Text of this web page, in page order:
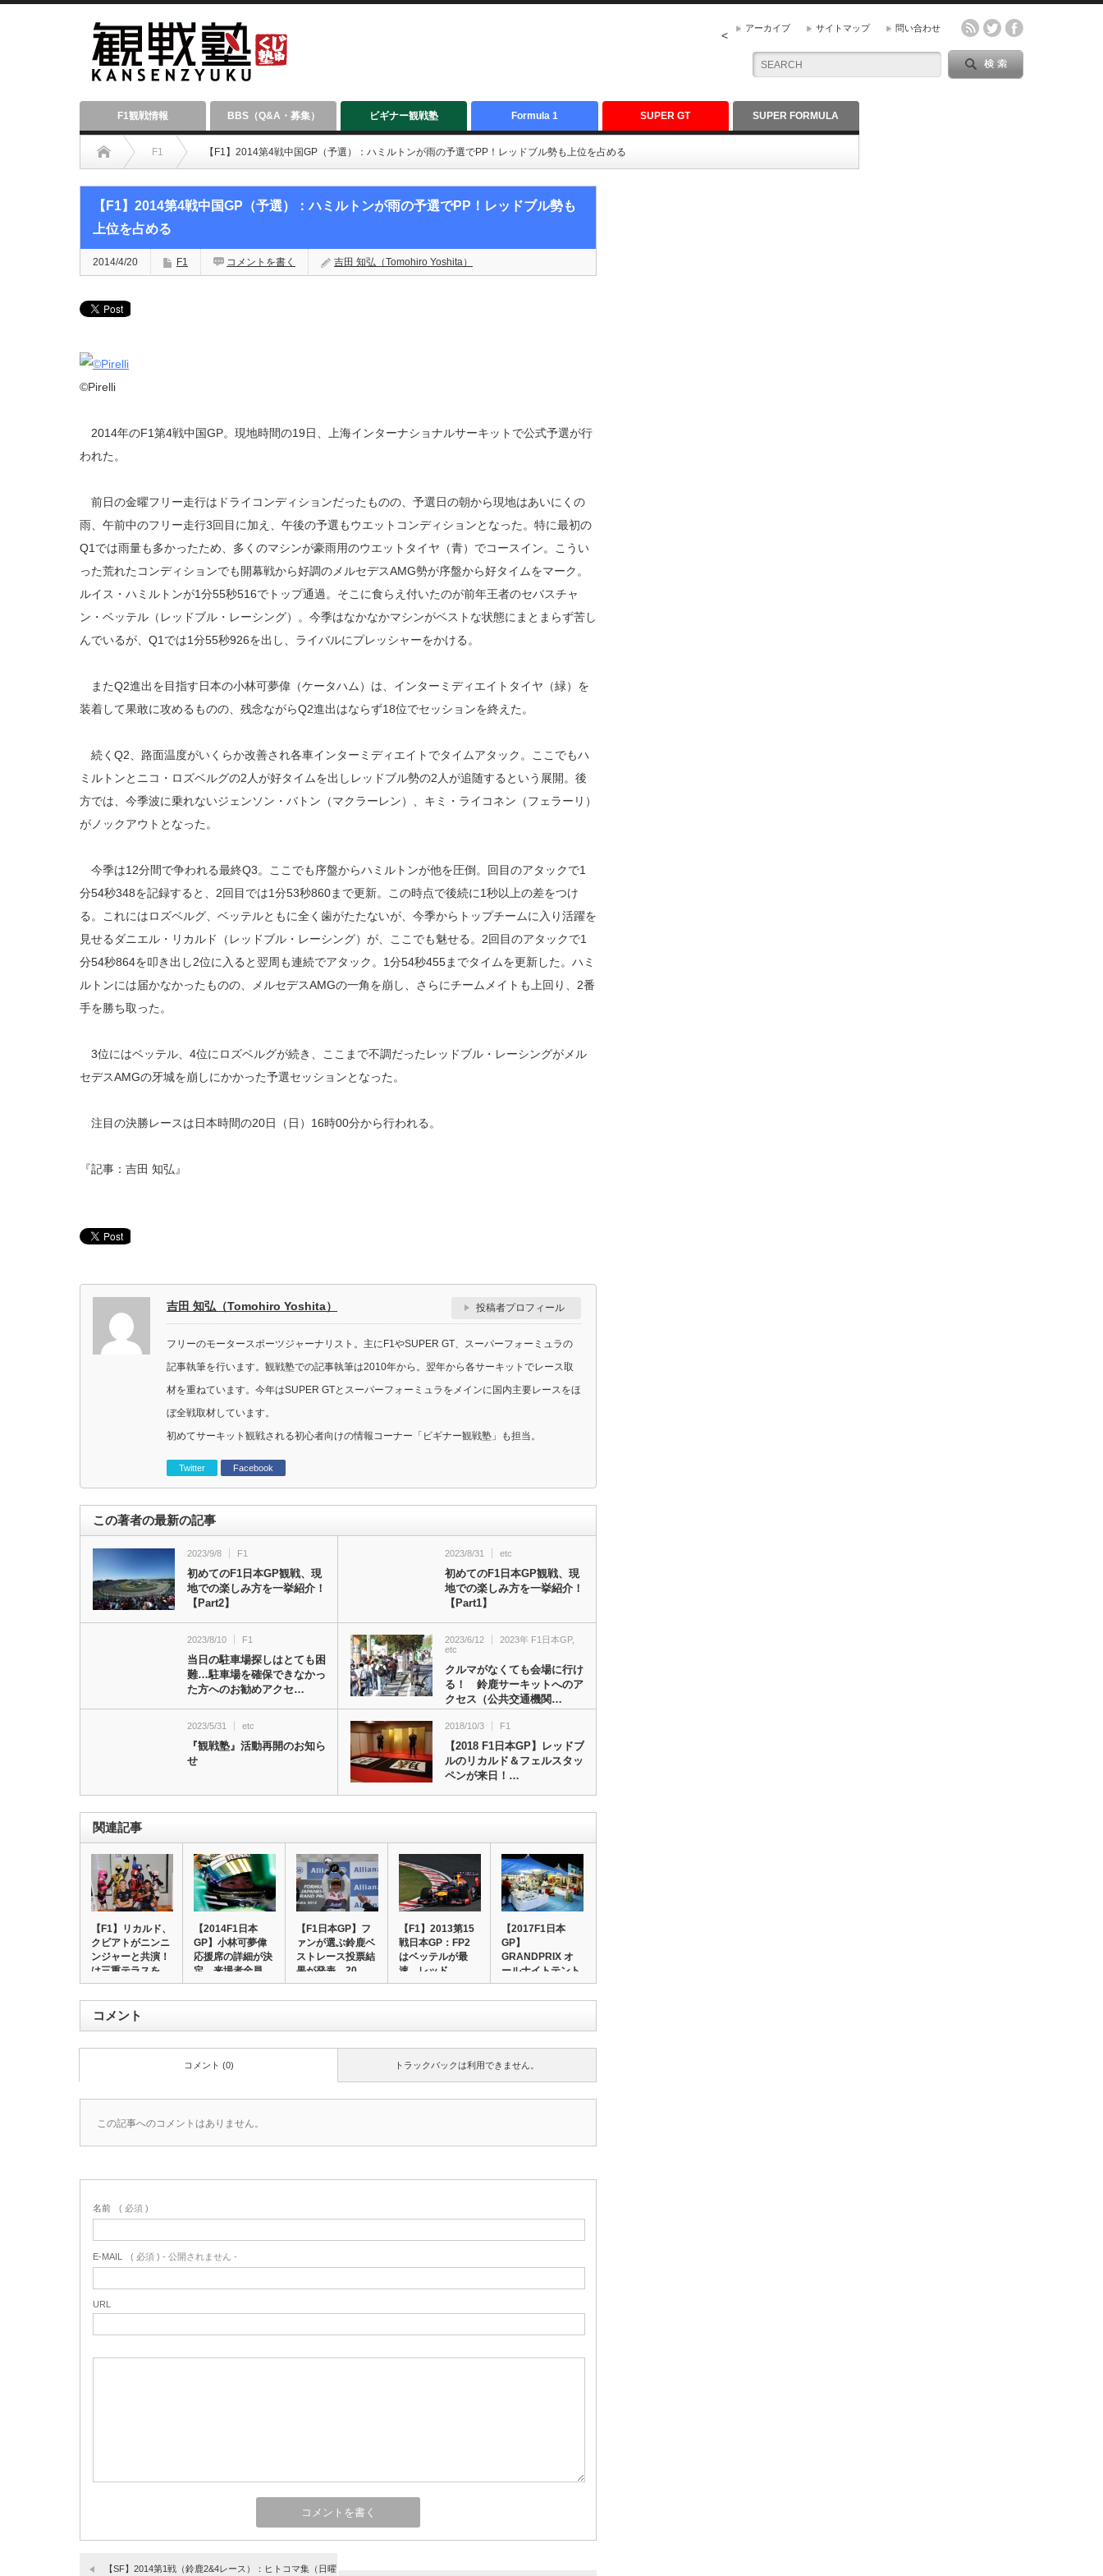
アーカイブ サイトマップ 問い合わせ
<
F1観戦情報 BBS（Q&A・募集） ビギナー観戦塾 Formula 1 SUPER GT SUPER FORMULA
F1 【F1】2014第4戦中国GP（予選）：ハミルトンが雨の予選でPP！レッドブル勢も上位を占める
【F1】2014第4戦中国GP（予選）：ハミルトンが雨の予選でPP！レッドブル勢も
上位を占める
2014/4/20 F1 コメントを書く 吉田 知弘（Tomohiro Yoshita）
©Pirelli
2014年のF1第4戦中国GP。現地時間の19日、上海インターナショナルサーキットで公式予選が行
われた。
前日の金曜フリー走行はドライコンディションだったものの、予選日の朝から現地はあいにくの
雨、午前中のフリー走行3回目に加え、午後の予選もウエットコンディションとなった。特に最初の
Q1では雨量も多かったため、多くのマシンが豪雨用のウエットタイヤ（青）でコースイン。こうい
った荒れたコンディションでも開幕戦から好調のメルセデスAMG勢が序盤から好タイムをマーク。
ルイス・ハミルトンが1分55秒516でトップ通過。そこに食らえ付いたのが前年王者のセバスチャ
ン・ベッテル（レッドブル・レーシング）。今季はなかなかマシンがベストな状態にまとまらず苦し
んでいるが、Q1では1分55秒926を出し、ライバルにプレッシャーをかける。
またQ2進出を目指す日本の小林可夢偉（ケータハム）は、インターミディエイトタイヤ（緑）を
装着して果敢に攻めるものの、残念ながらQ2進出はならず18位でセッションを終えた。
続くQ2、路面温度がいくらか改善され各車インターミディエイトでタイムアタック。ここでもハ
ミルトンとニコ・ロズベルグの2人が好タイムを出しレッドブル勢の2人が追随するという展開。後
方では、今季波に乗れないジェンソン・バトン（マクラーレン）、キミ・ライコネン（フェラーリ）
がノックアウトとなった。
今季は12分間で争われる最終Q3。ここでも序盤からハミルトンが他を圧倒。回目のアタックで1
分54秒348を記録すると、2回目では1分53秒860まで更新。この時点で後続に1秒以上の差をつけ
る。これにはロズベルグ、ベッテルともに全く歯がたたないが、今季からトップチームに入り活躍を
見せるダニエル・リカルド（レッドブル・レーシング）が、ここでも魅せる。2回目のアタックで1
分54秒864を叩き出し2位に入ると翌周も連続でアタック。1分54秒455までタイムを更新した。ハミ
ルトンには届かなかったものの、メルセデスAMGの一角を崩し、さらにチームメイトも上回り、2番
手を勝ち取った。
3位にはベッテル、4位にロズベルグが続き、ここまで不調だったレッドブル・レーシングがメル
セデスAMGの牙城を崩しにかかった予選セッションとなった。
注目の決勝レースは日本時間の20日（日）16時00分から行われる。
『記事：吉田 知弘』
吉田 知弘（Tomohiro Yoshita） 投稿者プロフィール
フリーのモータースポーツジャーナリスト。主にF1やSUPER GT、スーパーフォーミュラの
記事執筆を行います。観戦塾での記事執筆は2010年から。翌年から各サーキットでレース取
材を重ねています。今年はSUPER GTとスーパーフォーミュラをメインに国内主要レースをほ
ぼ全戦取材しています。
初めてサーキット観戦される初心者向けの情報コーナー「ビギナー観戦塾」も担当。
Twitter Facebook
この著者の最新の記事
2023/9/8 F1
初めてのF1日本GP観戦、現
地での楽しみ方を一挙紹介！
【Part2】
2023/8/31 etc
初めてのF1日本GP観戦、現
地での楽しみ方を一挙紹介！
【Part1】
2023/8/10 F1
当日の駐車場探しはとても困
難…駐車場を確保できなかっ
た方へのお勧めアクセ…
2023/6/12 2023年 F1日本GP,
etc
クルマがなくても会場に行け
る！ 鈴鹿サーキットへのア
クセス（公共交通機関…
2023/5/31 etc
『観戦塾』活動再開のお知ら
せ
2018/10/3 F1
【2018 F1日本GP】レッドブ
ルのリカルド＆フェルスタッ
ペンが来日！…
関連記事
【F1】リカルド、
クビアトがニンニ
ンジャーと共演！
は三重テラスを…
【2014F1日本
GP】小林可夢偉
応援席の詳細が決
定。来場者全員…
【F1日本GP】フ
ァンが選ぶ鈴鹿ベ
ストレース投票結
果が発表、20…
【F1】2013第15
戦日本GP：FP2
はベッテルが最
速。レッド…
【2017F1日本
GP】
GRANDPRIX オ
ールナイトテント
シ…
コメント
トラックバックは利用できません。
コメント (0)
この記事へのコメントはありません。
名前 ( 必須 )
E-MAIL ( 必須 ) - 公開されません -
URL
【SF】2014第1戦（鈴鹿2&4レース）：ヒトコマ集（日曜